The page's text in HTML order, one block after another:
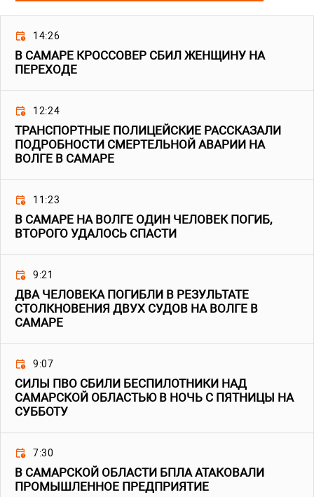
14:26
В САМАРЕ КРОССОВЕР СБИЛ ЖЕНЩИНУ НА
ПЕРЕХОДЕ
12:24
ТРАНСПОРТНЫЕ ПОЛИЦЕЙСКИЕ РАССКАЗАЛИ
ПОДРОБНОСТИ СМЕРТЕЛЬНОЙ АВАРИИ НА
ВОЛГЕ В САМАРЕ
11:23
В САМАРЕ НА ВОЛГЕ ОДИН ЧЕЛОВЕК ПОГИБ,
ВТОРОГО УДАЛОСЬ СПАСТИ
9:21
ДВА ЧЕЛОВЕКА ПОГИБЛИ В РЕЗУЛЬТАТЕ
СТОЛКНОВЕНИЯ ДВУХ СУДОВ НА ВОЛГЕ В
САМАРЕ
9:07
СИЛЫ ПВО СБИЛИ БЕСПИЛОТНИКИ НАД
САМАРСКОЙ ОБЛАСТЬЮ В НОЧЬ С ПЯТНИЦЫ НА
СУББОТУ
7:30
В САМАРСКОЙ ОБЛАСТИ БПЛА АТАКОВАЛИ
ПРОМЫШЛЕННОЕ ПРЕДПРИЯТИЕ